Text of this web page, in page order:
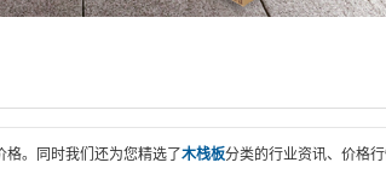
格。同时我们还为您精选了木栈板分类的行业资讯、价格